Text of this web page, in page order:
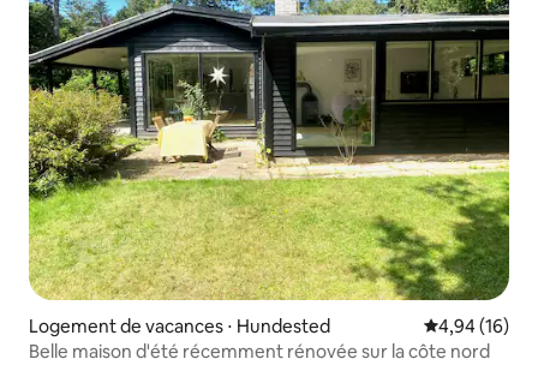
Logement de vacances ⋅ Hundested Évaluation
4,94 (16)
Belle maison d'été récemment rénovée sur la côte nord